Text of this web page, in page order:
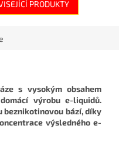
PRODUKTY
s vysokým obsahem
výrobu e-liquidů.
beznikotinovou bází, díky
výsledného e-